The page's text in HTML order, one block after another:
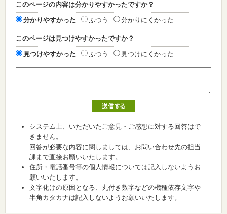
このページの内容は分かりやすかったですか？
分かりやすかった ふつう 分かりにくかった
このページは見つけやすかったですか？
見つけやすかった ふつう 見つけにくかった
システム上、いただいたご意見・ご感想に対する回答はで
きません。
回答が必要な内容に関しましては、お問い合わせ先の担当
課まで直接お願いいたします。
住所・電話番号等の個人情報については記入しないようお
願いいたします。
文字化けの原因となる、丸付き数字などの機種依存文字や
半角カタカナは記入しないようお願いいたします。